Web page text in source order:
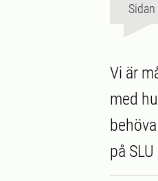
Vi är
med
på